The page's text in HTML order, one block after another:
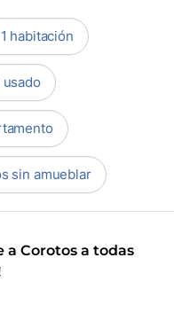
habitación
sin amueblar
a Corotos a todas